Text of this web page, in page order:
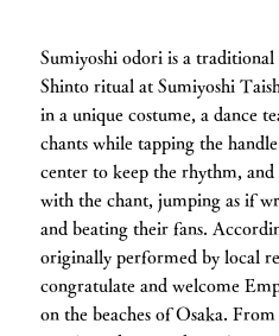
Sumiyoshi odori is a traditional
Shinto ritual at Sumiyoshi
in a unique costume, a dance
chants while tapping the
center to keep the rhythm,
with the chant, jumping as if
and beating their fans.
originally performed by local
congratulate and welcome
on the beaches of Osaka.